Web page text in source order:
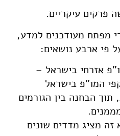
פרקים עיקריים.
מפתח מעודכנים למדע,
פי ארבע נושאים:
אזרחי בישראל –
המו"פ בישראל
תוך הבחנה בין הגורמים
מציג מדדים שונים